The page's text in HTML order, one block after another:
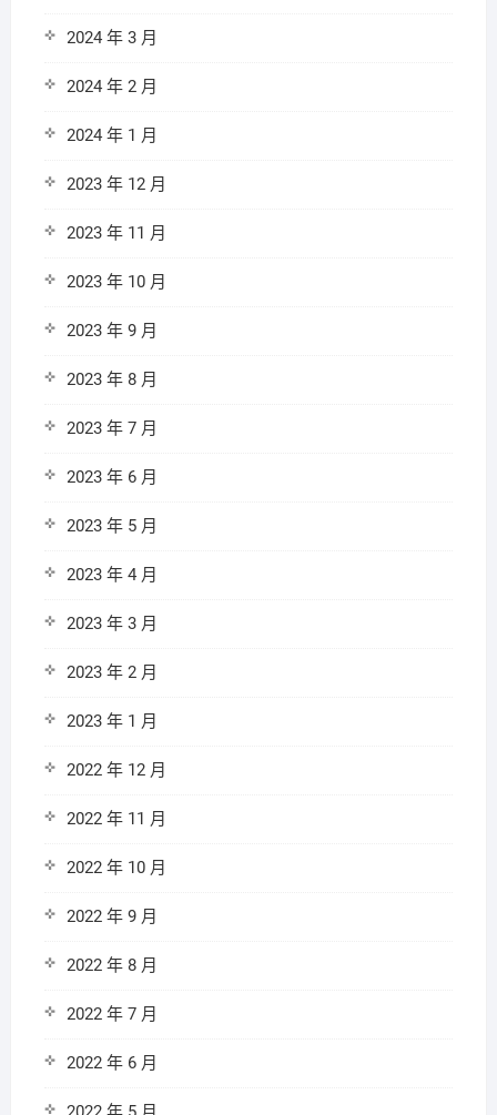
2024 年 3 月
2024 年 2 月
2024 年 1 月
2023 年 12 月
2023 年 11 月
2023 年 10 月
2023 年 9 月
2023 年 8 月
2023 年 7 月
2023 年 6 月
2023 年 5 月
2023 年 4 月
2023 年 3 月
2023 年 2 月
2023 年 1 月
2022 年 12 月
2022 年 11 月
2022 年 10 月
2022 年 9 月
2022 年 8 月
2022 年 7 月
2022 年 6 月